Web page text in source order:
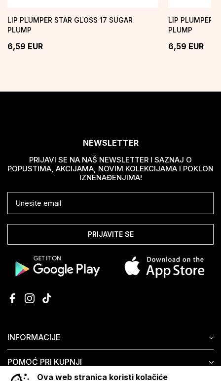
LIP PLUMPER STAR GLOSS 17 SUGAR
PLUMP
6,59 EUR
LIP PLUMPER STAR
PLUMP
6,59 EUR
INFORMACIJE
POMOĆ PRI KUPNJI
NEWSLETTER
PRIJAVI SE NA NAŠ NEWSLETTER I SAZNAJ O
POPUSTIMA, AKCIJAMA, NOVIM KOLEKCIJAMA I POKLON
IZNENAĐENJIMA!
PRIJAVITE SE
Ova web stranica koristi kolačiće